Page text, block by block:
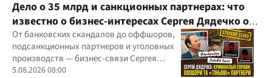
Дело о 35 млрд и санкционных партнерах: что
известно о бизнес-интересах Сергея Дядечко от
"Родовид Банка" до "ФАРМАСЕЛ"
От банковских скандалов до оффшоров,
подсанкционных партнеров и уголовных
производств — бизнес-связи Сергея
Дядечко до сих пор простираются через
5.08.2026 08:00